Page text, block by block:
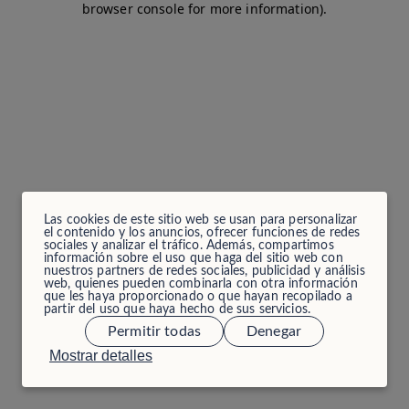
Las cookies de este sitio web se usan para personalizar
el contenido y los anuncios, ofrecer funciones de redes
sociales y analizar el tráfico. Además, compartimos
información sobre el uso que haga del sitio web con
nuestros partners de redes sociales, publicidad y análisis
web, quienes pueden combinarla con otra información
que les haya proporcionado o que hayan recopilado a
partir del uso que haya hecho de sus servicios.
Mostrar detalles
Permitir todas Denegar
browser console for more information).